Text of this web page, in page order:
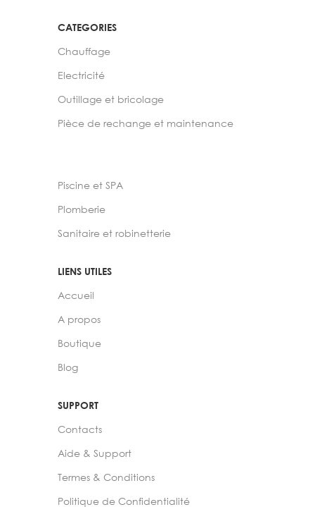
CATEGORIES
Chauffage
Electricité
Outillage et bricolage
Pièce de rechange et maintenance
Piscine et SPA
Plomberie
Sanitaire et robinetterie
LIENS UTILES
Accueil
A propos
Boutique
Blog
SUPPORT
Contacts
Aide & Support
Termes & Conditions
Politique de Confidentialité